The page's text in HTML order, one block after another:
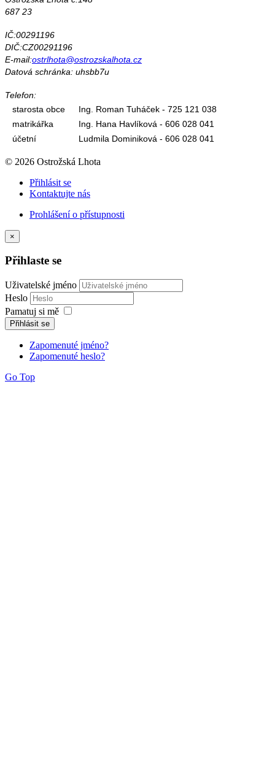
687 23
IČ:00291196
DIČ:CZ00291196
E-mail:ostrlhota@ostrozskalhota.cz
Datová schránka: uhsbb7u
Telefon:
starosta obce
Ing. Roman Tuháček - 725 121 038
matrikářka
Ing. Hana Havlíková - 606 028 041
účetní
Ludmila Dominiková - 606 028 041
© 2026 Ostrožská Lhota
Přihlásit se
Kontaktujte nás
Prohlášení o přístupnosti
×
Přihlaste se
Uživatelské jméno
Heslo
Pamatuj si mě
Přihlásit se
Zapomenuté jméno?
Zapomenuté heslo?
Go Top